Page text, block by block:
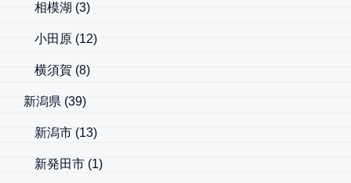
相模湖 (3)
小田原 (12)
横須賀 (8)
新潟県 (39)
新潟市 (13)
新発田市 (1)